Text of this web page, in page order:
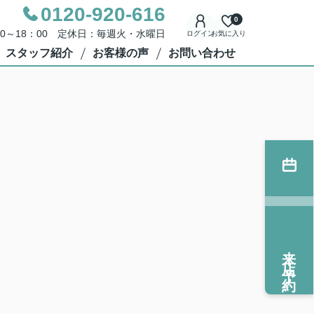
0120-920-616
～18：00 定休日：毎週火・水曜日 ログインお気に入り
0
スタッフ紹介 お客様の声 お問い合わせ
来店予約